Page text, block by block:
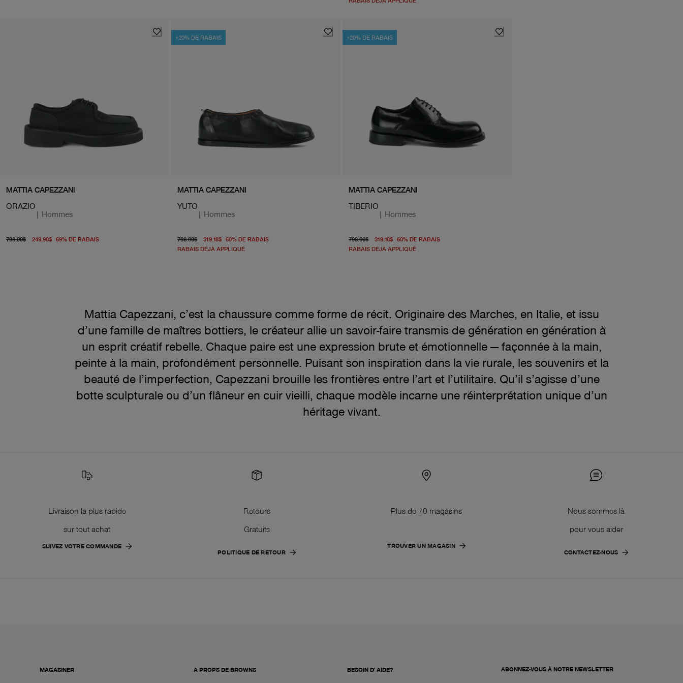
MATTIA CAPEZZANI
ORAZIO
| Hommes
798.00$ prix d'origine 798.00$
249.98$ 69% DE RABAISprix actuel 249.98$
+20% DE RABAIS
MATTIA CAPEZZANI
YUTO
| Hommes
798.00$ prix d'origine 798.00$
319.18$ 60% DE RABAISÀ partir du prix actuel 319.18$
RABAIS DÉJÀ APPLIQUÉ
+20% DE RABAIS
MATTIA CAPEZZANI
TIBERIO
| Hommes
798.00$ prix d'origine 798.00$
319.18$ 60% DE RABAISÀ partir du prix actuel 319.18$
RABAIS DÉJÀ APPLIQUÉ
Mattia Capezzani, c’est la chaussure comme forme de récit. Originaire des Marches, en Italie, et issu
d’une famille de maîtres bottiers, le créateur allie un savoir-faire transmis de génération en génération à
un esprit créatif rebelle. Chaque paire est une expression brute et émotionnelle — façonnée à la main,
peinte à la main, profondément personnelle. Puisant son inspiration dans la vie rurale, les souvenirs et la
beauté de l’imperfection, Capezzani brouille les frontières entre l’art et l’utilitaire. Qu’il s’agisse d’une
botte sculpturale ou d’un flâneur en cuir vieilli, chaque modèle incarne une réinterprétation unique d’un
héritage vivant.
Livraison la plus rapide
sur tout achat
SUIVEZ VOTRE COMMANDE
Retours
Gratuits
POLITIQUE DE RETOUR
Plus de 70 magasins
TROUVER UN MAGASIN
Nous sommes là
pour vous aider
CONTACTEZ-NOUS
MAGASINER À PROPS DE BROWNS BESOIN D' AIDE? ABONNEZ-VOUS À NOTRE NEWSLETTER